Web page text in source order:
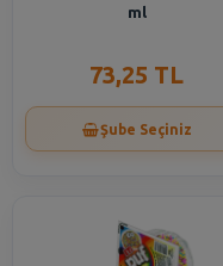
ml
73,25 TL
Şube Seçiniz